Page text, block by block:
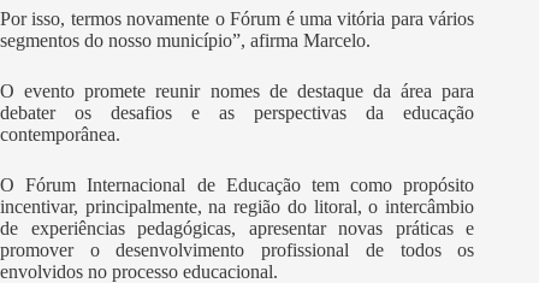
Por isso, termos novamente o Fórum é uma vitória para vários
segmentos do nosso município”, afirma Marcelo.
O evento promete reunir nomes de destaque da área para
debater os desafios e as perspectivas da educação
contemporânea.
O Fórum Internacional de Educação tem como propósito
incentivar, principalmente, na região do litoral, o intercâmbio
de experiências pedagógicas, apresentar novas práticas e
promover o desenvolvimento profissional de todos os
envolvidos no processo educacional.